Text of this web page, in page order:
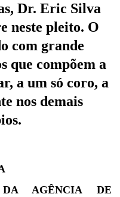
Dr. Eric Silva
neste pleito. O
com grande
que compõem a
a um só coro, a
nos demais
DA AGÊNCIA DE